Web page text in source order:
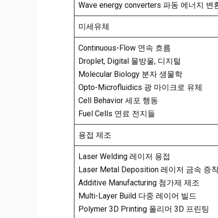
Wave energy converters 파동 에너지 변
미세유체
Continuous-Flow 연속 흐름
Droplet, Digital 물방울, 디지털
Molecular Biology 분자 생물학
Opto-Microfluidics 광 마이크로 유체
Cell Behavior 세포 행동
Fuel Cells 연료 전지들
용접 제조
Laser Welding 레이저 용접
Laser Metal Deposition 레이저 금속 증
Additive Manufacturing 첨가제 제조
Multi-Layer Build 다중 레이어 빌드
Polymer 3D Printing 폴리머 3D 프린팅